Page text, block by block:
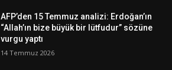
AFP’den 15 Temmuz analizi: Erdoğan’ın
“Allah’ın bize büyük bir lütfudur” sözüne
vurgu yaptı
14 Temmuz 2026